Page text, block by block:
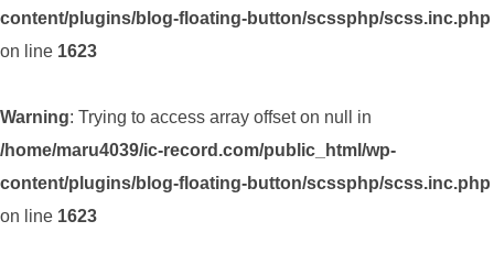
content/plugins/blog-floating-button/scssphp/scss.inc.php
on line 1623
Warning: Trying to access array offset on null in
/home/maru4039/ic-record.com/public_html/wp-
content/plugins/blog-floating-button/scssphp/scss.inc.php
on line 1623